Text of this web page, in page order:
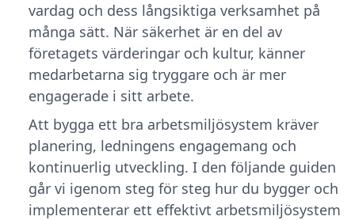
vardag och dess långsiktiga verksamhet på
många sätt. När säkerhet är en del av
företagets värderingar och kultur, känner
medarbetarna sig tryggare och är mer
engagerade i sitt arbete.
Att bygga ett bra arbetsmiljösystem kräver
planering, ledningens engagemang och
kontinuerlig utveckling. I den följande guiden
går vi igenom steg för steg hur du bygger och
implementerar ett effektivt arbetsmiljösystem